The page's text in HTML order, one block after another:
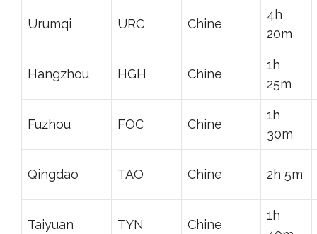
Urumqi URC Chine
4h
20m
Hangzhou HGH Chine
1h
25m
Fuzhou FOC Chine
1h
30m
Qingdao TAO Chine 2h 5m
Taiyuan TYN Chine
1h